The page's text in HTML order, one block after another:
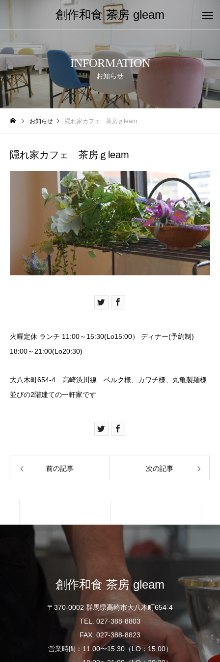
創作和食 茶房 gleam
INFORMATION
お知らせ
お知らせ 隠れ家カフェ 茶房ｇleam
隠れ家カフェ 茶房ｇleam
火曜定休 ランチ 11:00～15:30(Lo15:00） ディナー(予約制)
18:00～21:00(Lo20:30)
大八木町654-4 高崎渋川線 ベルク様、カワチ様、丸亀製麺様
並びの2階建ての一軒家です
前の記事 次の記事
創作和食 茶房 gleam
〒370-0002 群馬県高崎市大八木町654-4
TEL. 027-388-8803
FAX. 027-388-8823
営業時間：11:00〜15:30（LO：15:00）